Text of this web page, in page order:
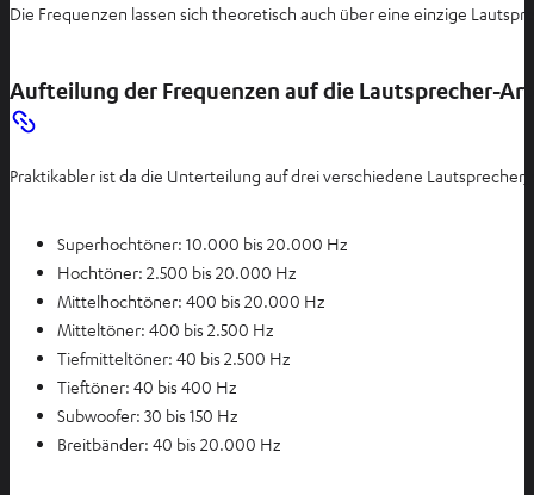
Die Frequenzen lassen sich theoretisch auch über eine einzige
Aufteilung der Frequenzen auf die Lautsprecher-
Praktikabler ist da die Unterteilung auf drei verschiedene
Superhochtöner: 10.000 bis 20.000 Hz
Hochtöner: 2.500 bis 20.000 Hz
Mittelhochtöner: 400 bis 20.000 Hz
Mitteltöner: 400 bis 2.500 Hz
Tiefmitteltöner: 40 bis 2.500 Hz
Tieftöner: 40 bis 400 Hz
Subwoofer: 30 bis 150 Hz
Breitbänder: 40 bis 20.000 Hz